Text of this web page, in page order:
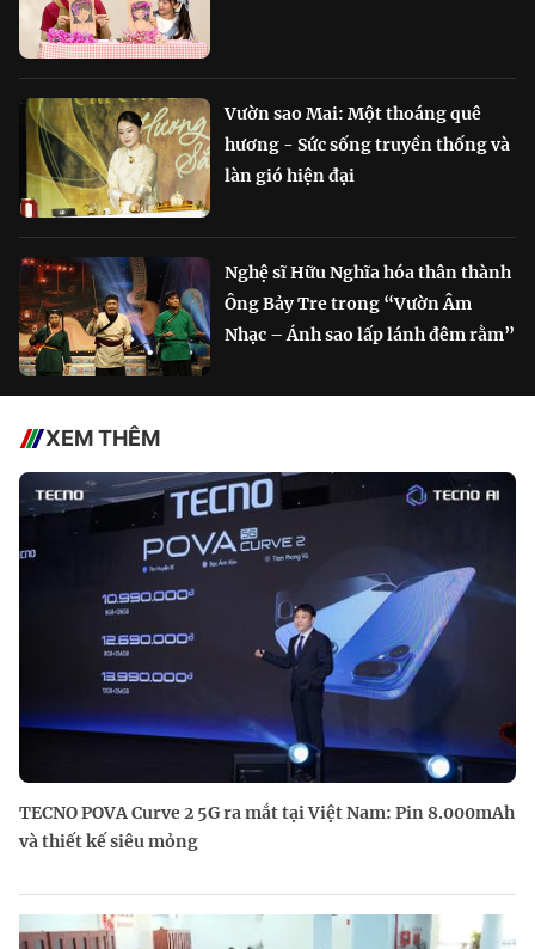
Vườn sao Mai: Một thoáng quê
hương - Sức sống truyền thống và
làn gió hiện đại
Nghệ sĩ Hữu Nghĩa hóa thân thành
Ông Bảy Tre trong “Vườn Âm
Nhạc – Ánh sao lấp lánh đêm rằm”
XEM THÊM
TECNO POVA Curve 2 5G ra mắt tại Việt Nam: Pin 8.000mAh
và thiết kế siêu mỏng